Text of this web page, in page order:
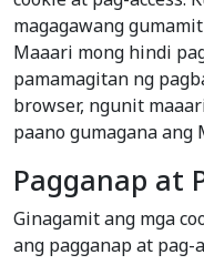
magagawang
Maaari mong hindi
pamamagitan ng
browser, ngunit
paano gumagana ang
Pagganap at
Ginagamit ang mga
ang pagganap at